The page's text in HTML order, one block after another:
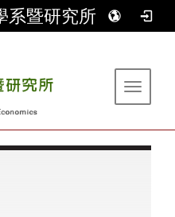
系暨研究所
Toggle